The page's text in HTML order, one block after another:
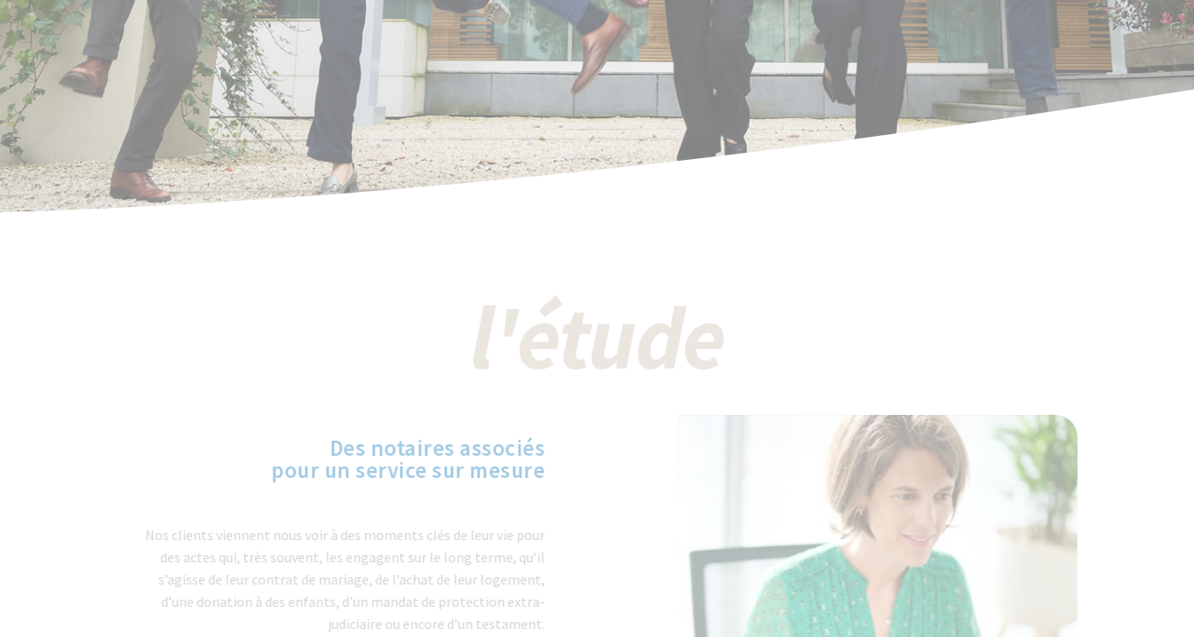
l'étude
Des notaires associés
pour un service sur mesure
Nos clients viennent nous voir à des moments clés de leur vie pour
des actes qui, très souvent, les engagent sur le long terme, qu’il
s’agisse de leur contrat de mariage, de l’achat de leur logement,
d’une donation à des enfants, d’un mandat de protection extra-
judiciaire ou encore d’un testament.